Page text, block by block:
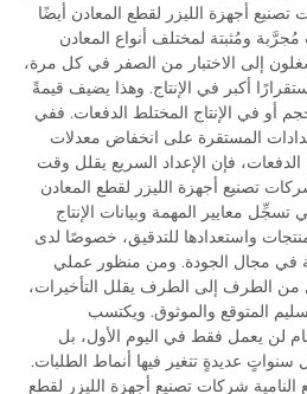
أجهزة الليزر لقطع المعادن أيضًا
ومُثبتة لمختلف أنواع المعادن
إلى الاختبار من الصفر في كل مرة،
أكبر في الإنتاج. وهذا يضيف قيمةً
أو في الإنتاج المختلط الدفعات. ففي
المستقرة على انخفاض معدلات
الدفعات، فإن الإعداد السريع يقلل وقت
تصنيع أجهزة الليزر لقطع المعادن
معايير المهمة وبيانات الإنتاج
واستعدادها للتدقيق، خصوصًا لدى
في مجال الجودة. ومن منظور عملي
من الطرف إلى الطرف يقلل التأخيرات،
المتوقع والموثوق. ويكتسب
لن يعمل فقط في اليوم الأول، بل
عديدةٍ تتغير فيها أنماط الطلبات.
شركات تصنيع أجهزة الليزر لقطع